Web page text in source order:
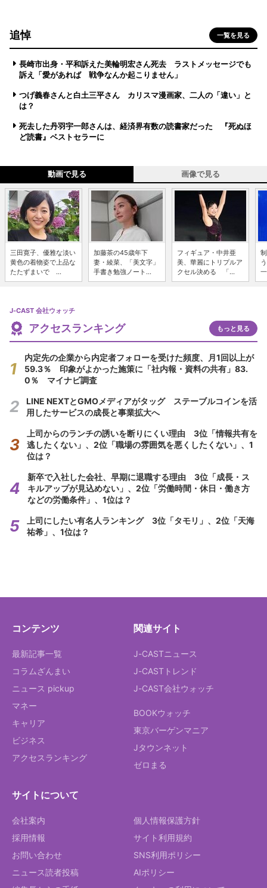
追悼 一覧を見る
長崎市出身・平和訴えた美輪明宏さん死去 ラストメッセージでも
訴え「愛があれば 戦争なんか起こりません」
つげ義春さんと白土三平さん カリスマ漫画家、二人の「違い」と
は？
死去した丹羽宇一郎さんは、経済界有数の読書家だった 『死ぬほ
ど読書』ベストセラーに
動画で見る 画像で見る
三田寛子、優雅な淡い
黄色の着物姿で上品な
たたずまいで ...
加藤茶の45歳年下
妻・綾菜、「美文字」
手書き勉強ノート...
フィギュア・中井亜
美、華麗にトリプルア
クセル決める 「...
J-CAST 会社ウォッチ
アクセスランキング もっと見る
内定先の企業から内定者フォローを受けた頻度、月1回以上が
59.3％ 印象がよかった施策に「社内報・資料の共有」83.
0％ マイナビ調査
LINE NEXTとGMOメディアがタッグ ステーブルコインを活
用したサービスの成長と事業拡大へ
上司からのランチの誘いを断りにくい理由 3位「情報共有を
逃したくない」、2位「職場の雰囲気を悪くしたくない」、1
位は？
新卒で入社した会社、早期に退職する理由 3位「成長・ス
キルアップが見込めない」、2位「労働時間・休日・働き方
などの労働条件」、1位は？
上司にしたい有名人ランキング 3位「タモリ」、2位「天海
祐希」、1位は？
コンテンツ
最新記事一覧
コラムざんまい
ニュース pickup
マネー
キャリア
ビジネス
アクセスランキング
関連サイト
J-CASTニュース
J-CASTトレンド
J-CAST会社ウォッチ
BOOKウォッチ
東京バーゲンマニア
Jタウンネット
ゼロまる
サイトについて
会社案内
採用情報
お問い合わせ
ニュース読者投稿
個人情報保護方針
サイト利用規約
SNS利用ポリシー
AIポリシー